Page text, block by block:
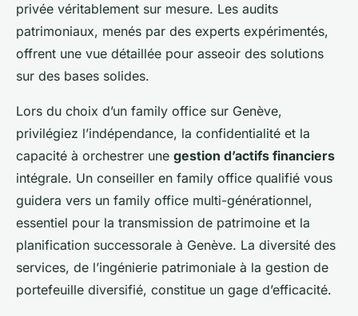
privée véritablement sur mesure. Les audits
patrimoniaux, menés par des experts expérimentés,
offrent une vue détaillée pour asseoir des solutions
sur des bases solides.
Lors du choix d’un family office sur Genève,
privilégiez l’indépendance, la confidentialité et la
capacité à orchestrer une gestion d’actifs financiers
intégrale. Un conseiller en family office qualifié vous
guidera vers un family office multi-générationnel,
essentiel pour la transmission de patrimoine et la
planification successorale à Genève. La diversité des
services, de l’ingénierie patrimoniale à la gestion de
portefeuille diversifié, constitue un gage d’efficacité.